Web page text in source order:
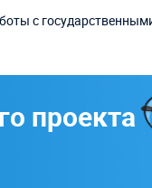
с
проекта